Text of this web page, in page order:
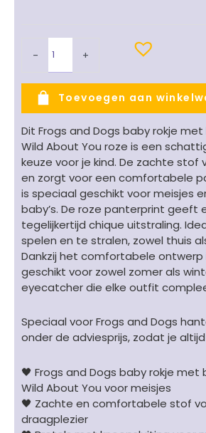
-
meisje
Leopard
Wild
about
You
-
luipaardenprint
roze
aantal
+
Toevoegen aan
Dit Frogs and Dogs baby rokje
Wild About You roze is een
keuze voor je kind. De zachte
en zorgt voor een comfortabele
is speciaal geschikt voor meisjes
baby’s. De roze panterprint geeft
tegelijkertijd chique uitstraling.
spelen en te stralen, zowel thuis
Dankzij het comfortabele ontwerp
geschikt voor zowel zomer als
eyecatcher die elke outfit
Speciaal voor Frogs and Dogs
onder de adviesprijs, zodat je
🖤 Frogs and Dogs baby rokje met
Wild About You voor meisjes
🖤 Zachte en comfortabele stof
draagplezier